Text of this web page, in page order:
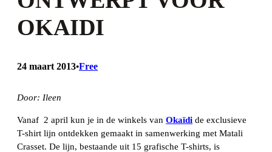
OKAIDI
24 maart 2013•Free
Door: Ileen
Vanaf 2 april kun je in de winkels van Okaïdi de exclusieve
T-shirt lijn ontdekken gemaakt in samenwerking met Matali
Crasset. De lijn, bestaande uit 15 grafische T-shirts, is